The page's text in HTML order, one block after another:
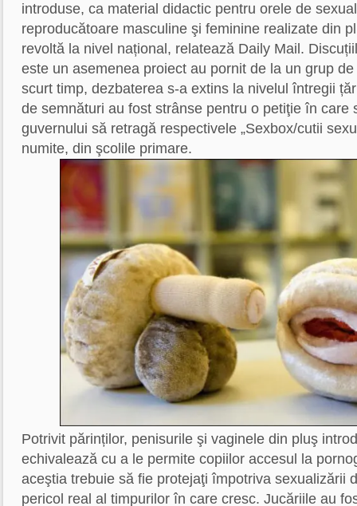
introduse, ca material didactic pentru orele de
reproducătoare masculine şi feminine realizate din
revoltă la nivel național, relatează Daily Mail.
este un asemenea proiect au pornit de la un grup
scurt timp, dezbaterea s-a extins la nivelul întregii
de semnături au fost strânse pentru o petiţie în care
guvernului să retragă respectivele „Sexbox/cutii
numite, din şcolile primare.
Potrivit părinților, penisurile şi vaginele din pluş
echivalează cu a le permite copiilor accesul la
aceştia trebuie să fie protejaţi împotriva sexualizării
pericol real al timpurilor în care cresc. Jucăriile au